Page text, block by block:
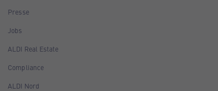
Presse
Jobs
ALDI Real Estate
Compliance
ALDI Nord